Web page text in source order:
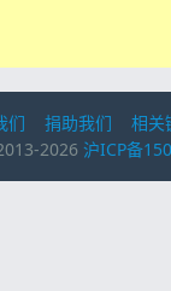
们 捐助我们
相关
2026 沪ICP备